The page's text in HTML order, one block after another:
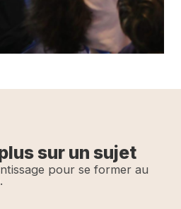
sur un sujet
pour se former au